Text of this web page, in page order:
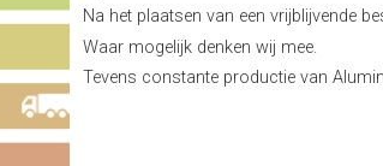
Na het plaatsen van een vrijblijvende
Waar mogelijk denken wij mee.
Tevens constante productie van